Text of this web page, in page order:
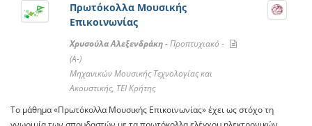
Πρωτόκολλα Μουσικής
Επικοινωνίας
Χρυσούλα Αλεξενδράκη -Προπτυχιακό -
(A-)
Μηχανικών Μουσικής Τεχνολογίας και
Ακουστικής, ΤΕΙ Κρήτης
Το μάθημα «Πρωτόκολλα Μουσικής Επικοινωνίας» έχει ως στόχο τη